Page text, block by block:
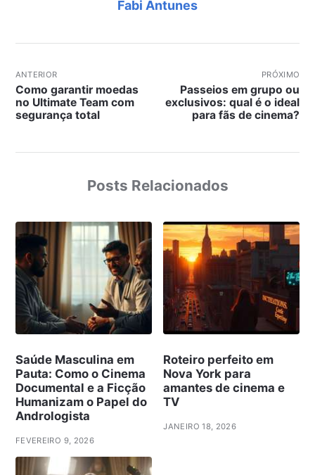
Fabi Antunes
ANTERIOR
Como garantir moedas
no Ultimate Team com
segurança total
PRÓXIMO
Passeios em grupo ou
exclusivos: qual é o ideal
para fãs de cinema?
Posts Relacionados
Saúde Masculina em
Pauta: Como o Cinema
Documental e a Ficção
Humanizam o Papel do
Andrologista
FEVEREIRO 9, 2026
Roteiro perfeito em
Nova York para
amantes de cinema e
TV
JANEIRO 18, 2026